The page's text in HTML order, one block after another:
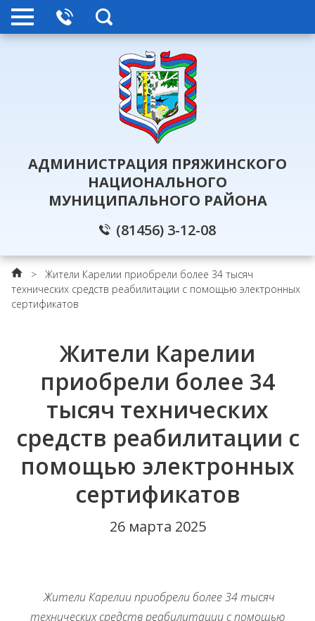
АДМИНИСТРАЦИЯ ПРЯЖИНСКОГО
НАЦИОНАЛЬНОГО
МУНИЦИПАЛЬНОГО РАЙОНА
(81456) 3-12-08
>
Жители Карелии приобрели более 34 тысяч
технических средств реабилитации с помощью электронных
сертификатов
Жители Карелии
приобрели более 34
тысяч технических
средств реабилитации с
помощью электронных
сертификатов
26 марта 2025
Жители Карелии приобрели более 34 тысяч
технических средств реабилитации с помощью